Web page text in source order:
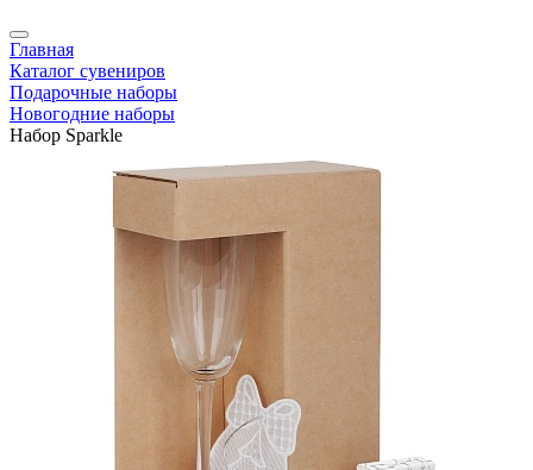
Главная
Каталог сувениров
Подарочные наборы
Новогодние наборы
Набор Sparkle